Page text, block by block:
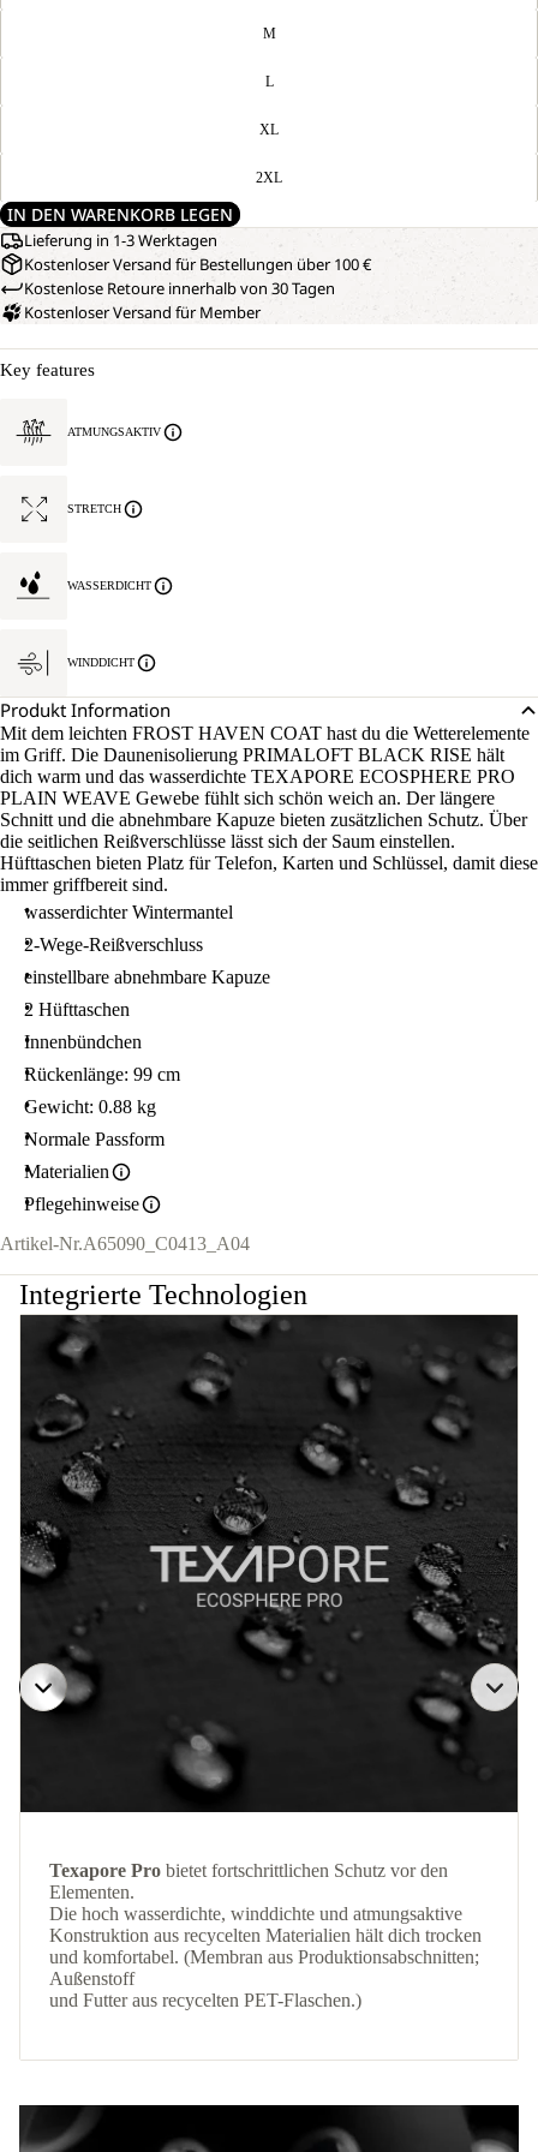
M
L
XL
2XL
IN DEN WARENKORB LEGEN
Lieferung in 1-3 Werktagen
Kostenloser Versand für Bestellungen über 100 €
Kostenlose Retoure innerhalb von 30 Tagen
Kostenloser Versand für Member
Key features
ATMUNGSAKTIV
STRETCH
WASSERDICHT
WINDDICHT
Produkt Information
Mit dem leichten FROST HAVEN COAT hast du die Wetterelemente
im Griff. Die Daunenisolierung PRIMALOFT BLACK RISE hält
dich warm und das wasserdichte TEXAPORE ECOSPHERE PRO
PLAIN WEAVE Gewebe fühlt sich schön weich an. Der längere
Schnitt und die abnehmbare Kapuze bieten zusätzlichen Schutz. Über
die seitlichen Reißverschlüsse lässt sich der Saum einstellen.
Hüfttaschen bieten Platz für Telefon, Karten und Schlüssel, damit diese
immer griffbereit sind.
wasserdichter Wintermantel
2-Wege-Reißverschluss
einstellbare abnehmbare Kapuze
2 Hüfttaschen
Innenbündchen
Rückenlänge: 99 cm
Gewicht: 0.88 kg
Normale Passform
Materialien
Pflegehinweise
Artikel-Nr.A65090_C0413_A04
Integrierte Technologien
Texapore Pro bietet fortschrittlichen Schutz vor den
Elementen.
Die hoch wasserdichte, winddichte und atmungsaktive
Konstruktion aus recycelten Materialien hält dich trocken
und komfortabel. (Membran aus Produktionsabschnitten;
Außenstoff
und Futter aus recycelten PET-Flaschen.)